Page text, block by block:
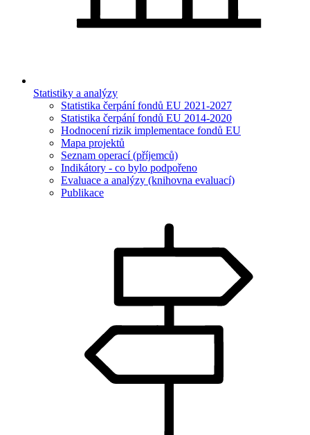
Statistiky a analýzy
Statistika čerpání fondů EU 2021-2027
Statistika čerpání fondů EU 2014-2020
Hodnocení rizik implementace fondů EU
Mapa projektů
Seznam operací (příjemců)
Indikátory - co bylo podpořeno
Evaluace a analýzy (knihovna evaluací)
Publikace